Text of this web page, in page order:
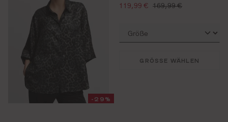
-29%
verkaufspreis:
119,99 € regulärer preis:
169,99 €
GRÖSSE WÄHLEN